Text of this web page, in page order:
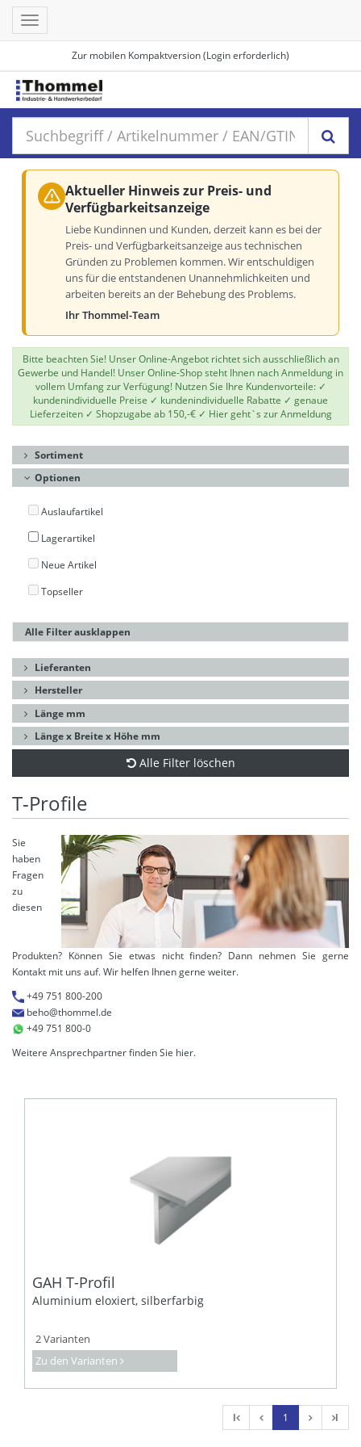
Zur mobilen Kompaktversion (Login erforderlich)
Toggle
navigation
Aktueller Hinweis zur Preis- und
Verfügbarkeitsanzeige
Liebe Kundinnen und Kunden, derzeit kann es bei der
Preis- und Verfügbarkeitsanzeige aus technischen
Gründen zu Problemen kommen. Wir entschuldigen
uns für die entstandenen Unannehmlichkeiten und
arbeiten bereits an der Behebung des Problems.
Ihr Thommel-Team
Bitte beachten Sie! Unser Online-Angebot richtet sich ausschließlich an
Gewerbe und Handel! Unser Online-Shop steht Ihnen nach Anmeldung in
vollem Umfang zur Verfügung! Nutzen Sie Ihre Kundenvorteile: ✓
kundenindividuelle Preise ✓ kundenindividuelle Rabatte ✓ genaue
Lieferzeiten ✓ Shopzugabe ab 150,-€ ✓ Hier geht`s zur Anmeldung
Sortiment
Optionen
Auslaufartikel
Lagerartikel
Neue Artikel
Topseller
Alle Filter ausklappen
Lieferanten
Hersteller
Länge mm
Länge x Breite x Höhe mm
Alle Filter löschen
T-Profile
Sie
haben
Fragen
zu
diesen
Produkten? Können Sie etwas nicht finden? Dann nehmen Sie gerne
Kontakt mit uns auf. Wir helfen Ihnen gerne weiter.
+49 751 800-200
beho@thommel.de
+49 751 800-0
Weitere Ansprechpartner finden Sie hier.
GAH T-Profil
Aluminium eloxiert, silberfarbig
2 Varianten
Zu den Varianten
l 1 l